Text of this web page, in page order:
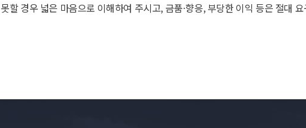
할 경우 넓은 마음으로 이해하여 주시고, 금품⋅향응, 부당한 이익 등은 절대